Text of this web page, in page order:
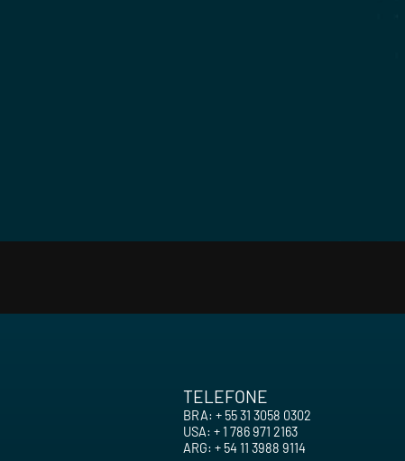
TELEFONE
BRA: + 55 31 3058 0302
USA: + 1 786 971 2163
ARG: + 54 11 3988 9114